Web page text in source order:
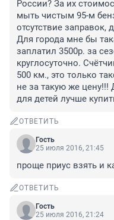
России? За их
мыть чистым 95-м
отсутствие заправок,
Для города мне бы
заплатил 3500р. за
круглосуточно.
500 км., это только
не за такую же
для детей лучше
ОТВЕТИТЬ
Гость
25 июля 2016, 21:45
проще приус взять и
ОТВЕТИТЬ
Гость
25 июля 2016, 21:24